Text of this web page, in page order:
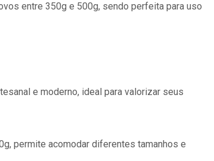
entre 350g e 500g, sendo perfeita para uso
e moderno, ideal para valorizar seus
permite acomodar diferentes tamanhos e